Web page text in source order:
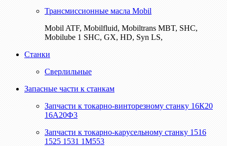
Трансмиссионные масла Mobil
Mobil ATF, Mobilfluid, Mobiltrans MBT, SHC,
Mobilube 1 SHC, GX, HD, Syn LS,
Станки
Сверлильные
Запасные части к станкам
Запчасти к токарно-винторезному станку 16К20
16А20Ф3
Запчасти к токарно-карусельному станку 1516
1525 1531 1М553